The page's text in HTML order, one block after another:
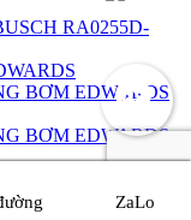
RA0255D-
BƠM EDWARDS
BƠM EDWARDS
ZaLo